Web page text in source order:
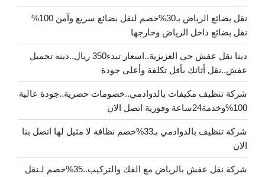
نقل بضائع الرياض بـ30%خصم لنقل بضائع سريع وآمن 100%
نقل بضائع داخل الرياض وخارجها
دينا نقل عفش حي العزيزية..اسعار تبدء350 ريال..دينه تحميل
عفش..نقل أثاثك بأقل تكلفة وأعلى جودة
شركة تنظيف مكيفات بالدوادمي..خصومات حصرية..جودة عالية
100%وخدمة24ساعة وفورية اتصل الان
شركة تنظيف بالدوادمي بـ33%خصم نظافة لا مثيل لها اتصل بنا
الان
شركة نقل عفش بالرياض مع الفك والتركيب..35%خصم لـنقل